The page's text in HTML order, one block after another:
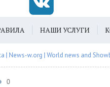
НАШИ УСЛУГИ
| News-w.org | World news and
0